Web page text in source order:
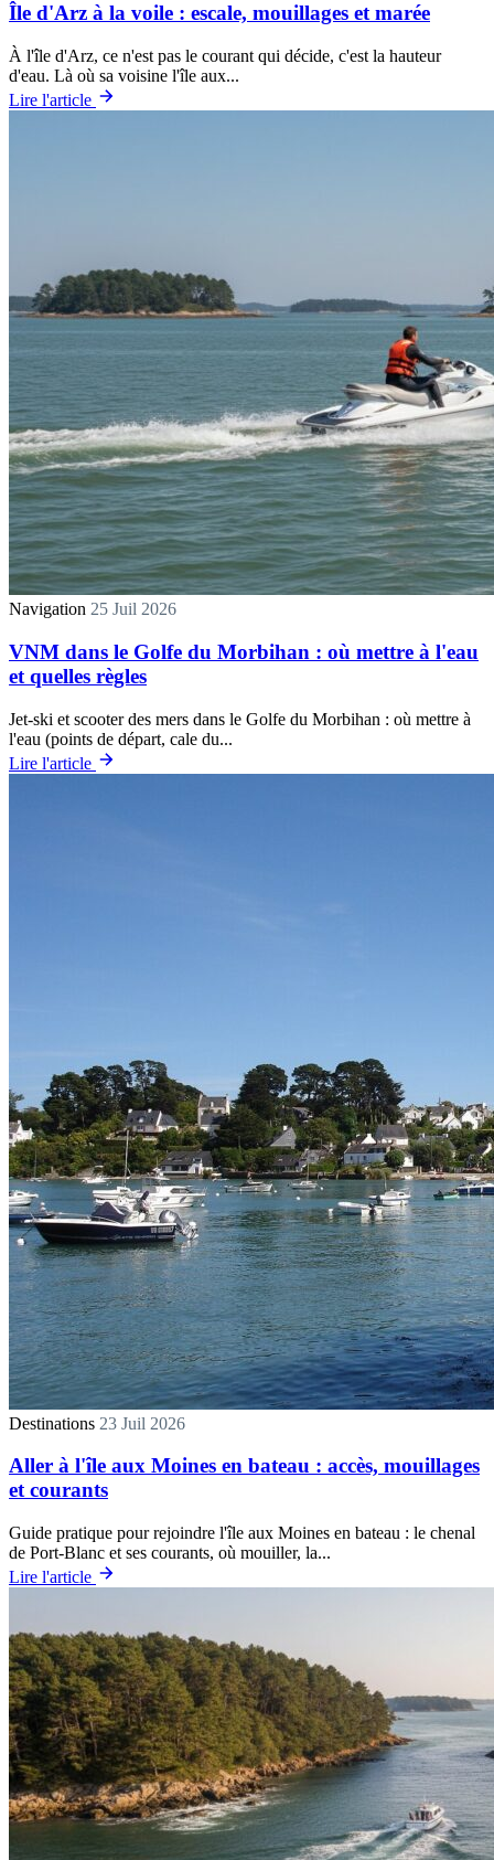
Île d'Arz à la voile : escale, mouillages et marée
À l'île d'Arz, ce n'est pas le courant qui décide, c'est la hauteur
d'eau. Là où sa voisine l'île aux...
Lire l'article
Navigation 25 Juil 2026
VNM dans le Golfe du Morbihan : où mettre à l'eau
et quelles règles
Jet-ski et scooter des mers dans le Golfe du Morbihan : où mettre à
l'eau (points de départ, cale du...
Lire l'article
Destinations 23 Juil 2026
Aller à l'île aux Moines en bateau : accès, mouillages
et courants
Guide pratique pour rejoindre l'île aux Moines en bateau : le chenal
de Port-Blanc et ses courants, où mouiller, la...
Lire l'article